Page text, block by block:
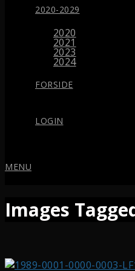
2020-2029
2020
2021
2023
2024
FORSIDE
LOGIN
MENU
Images